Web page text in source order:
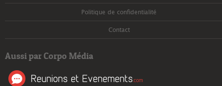
Politique de confidentialité
Contact
Aussi par Corpo Média